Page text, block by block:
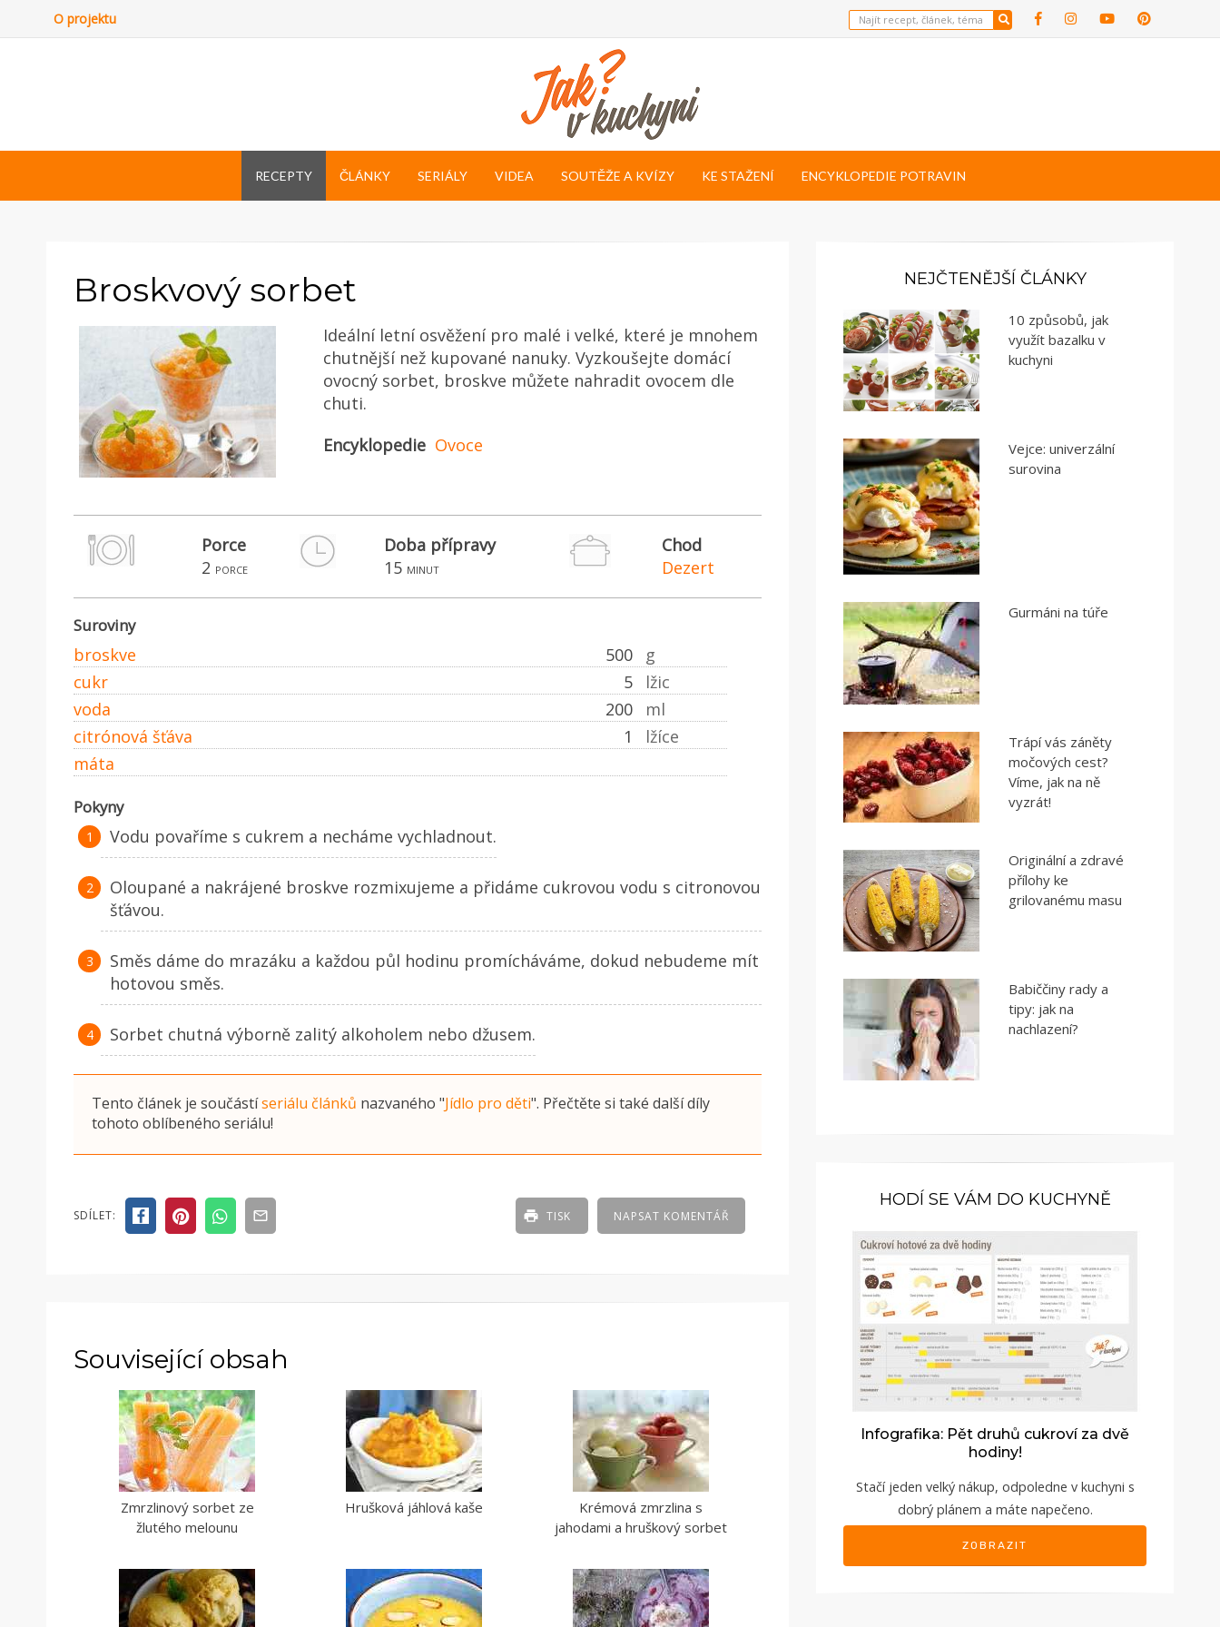
O projektu
RECEPTY ČLÁNKY SERIÁLY VIDEA SOUTĚŽE A KVÍZY KE STAŽENÍ ENCYKLOPEDIE POTRAVIN
Broskvový sorbet
Ideální letní osvěžení pro malé i velké, které je mnohem
chutnější než kupované nanuky. Vyzkoušejte domácí
ovocný sorbet, broskve můžete nahradit ovocem dle
chuti.
Encyklopedie Ovoce
Porce
2 porce
Doba přípravy
15 minut
Chod
Dezert
Suroviny
broskve 500
g
cukr
5
lžic
voda
200
ml
citrónová šťáva
1
lžíce
máta
Pokyny
Vodu povaříme s cukrem a necháme vychladnout.
Oloupané a nakrájené broskve rozmixujeme a přidáme cukrovou vodu s citronovou
šťávou.
Směs dáme do mrazáku a každou půl hodinu promícháváme, dokud nebudeme mít
hotovou směs.
Sorbet chutná výborně zalitý alkoholem nebo džusem.
Tento článek je součástíseriálu článků nazvaného "Jídlo pro děti". Přečtěte si také další díly
tohoto oblíbeného seriálu!
SDÍLET: NAPSAT KOMENTÁŘ
TISK
Související obsah
Zmrzlinový sorbet ze
žlutého melounu
Hrušková jáhlová kaše
Krémová zmrzlina s
jahodami a hruškový sorbet
NEJČTENĚJŠÍ ČLÁNKY
10 způsobů, jak
využít bazalku v
kuchyni
Vejce: univerzální
surovina
Gurmáni na túře
Trápí vás záněty
močových cest?
Víme, jak na ně
vyzrát!
Originální a zdravé
přílohy ke
grilovanému masu
Babiččiny rady a
tipy: jak na
nachlazení?
HODÍ SE VÁM DO KUCHYNĚ
Infografika: Pět druhů cukroví za dvě
hodiny!
Stačí jeden velký nákup, odpoledne v kuchyni s
dobrý plánem a máte napečeno.
ZOBRAZIT